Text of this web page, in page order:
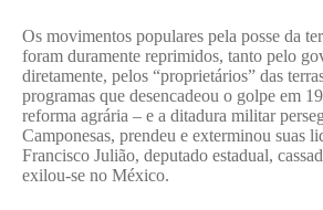
Os movimentos populares pela posse da
foram duramente reprimidos, tanto pelo
diretamente, pelos “proprietários” das
programas que desencadeou o golpe em
reforma agrária – e a ditadura militar
Camponesas, prendeu e exterminou suas
Francisco Julião, deputado estadual,
exilou-se no México.